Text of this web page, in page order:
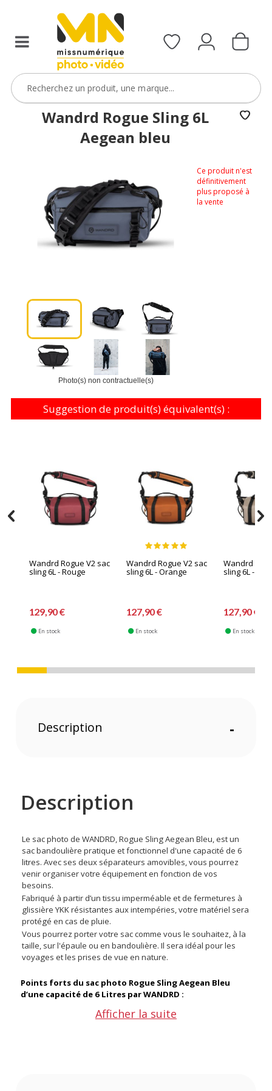
Wandrd Rogue Sling 6L
Aegean bleu
Photo(s) non contractuelle(s)
Ce produit n'est
définitivement
plus proposé à
la vente
Suggestion de produit(s) équivalent(s) :
Wandrd Rogue V2 sac
sling 6L - Rouge
129,90 €
En stock
Wandrd Rogue V2 sac
sling 6L - Orange
127,90 €
En stock
Wandrd
sling 6L -
127,90 €
En stock
Description -
Description
Le sac photo de WANDRD, Rogue Sling Aegean Bleu, est un
sac bandoulière pratique et fonctionnel d'une capacité de 6
litres. Avec ses deux séparateurs amovibles, vous pourrez
venir organiser votre équipement en fonction de vos
besoins.
Fabriqué à partir d’un tissu imperméable et de fermetures à
glissière YKK résistantes aux intempéries, votre matériel sera
protégé en cas de pluie.
Vous pourrez porter votre sac comme vous le souhaitez, à la
taille, sur l'épaule ou en bandoulière. Il sera idéal pour les
voyages et les prises de vue en nature.
Points forts du sac photo Rogue Sling Aegean Bleu
d’une capacité de 6 Litres par WANDRD :
Afficher la suite